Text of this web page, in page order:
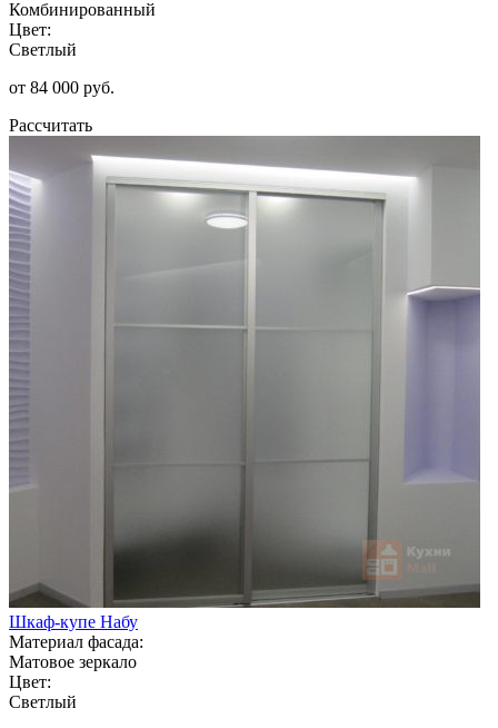
Комбинированный
Цвет:
Светлый
от 84 000 руб.
Рассчитать
Шкаф-купе Набу
Материал фасада:
Матовое зеркало
Цвет:
Светлый